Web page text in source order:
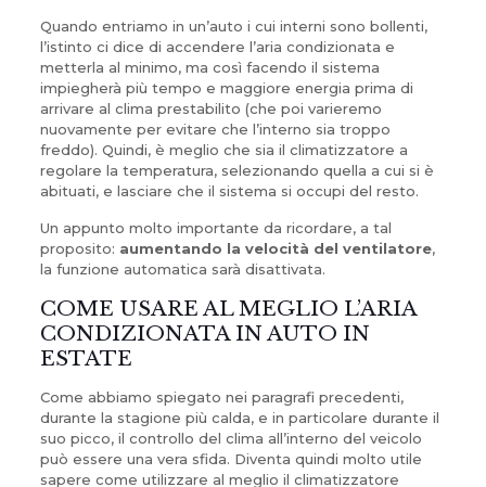
Quando entriamo in un’auto i cui interni sono bollenti,
l’istinto ci dice di accendere l’aria condizionata e
metterla al minimo, ma così facendo il sistema
impiegherà più tempo e maggiore energia prima di
arrivare al clima prestabilito (che poi varieremo
nuovamente per evitare che l’interno sia troppo
freddo). Quindi, è meglio che sia il climatizzatore a
regolare la temperatura, selezionando quella a cui si è
abituati, e lasciare che il sistema si occupi del resto.
Un appunto molto importante da ricordare, a tal
proposito: aumentando la velocità del ventilatore,
la funzione automatica sarà disattivata.
COME USARE AL MEGLIO L’ARIA
CONDIZIONATA IN AUTO IN
ESTATE
Come abbiamo spiegato nei paragrafi precedenti,
durante la stagione più calda, e in particolare durante il
suo picco, il controllo del clima all’interno del veicolo
può essere una vera sfida. Diventa quindi molto utile
sapere come utilizzare al meglio il climatizzatore